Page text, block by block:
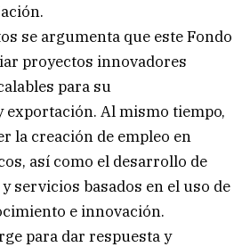
se argumenta que este Fondo
proyectos innovadores
para su
exportación. Al mismo tiempo,
la creación de empleo en
así como el desarrollo de
servicios basados en el uso de
e innovación.
para dar respuesta y